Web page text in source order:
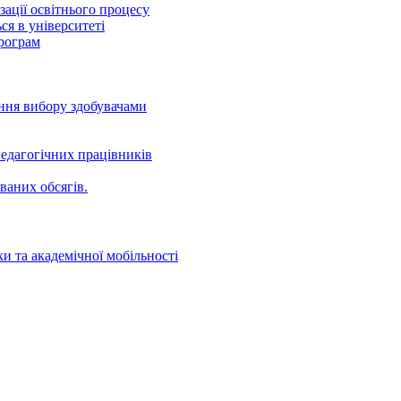
освітнього процесу
в університеті
вибору здобувачами
працівників
oбсягів.
та академічної мобільності